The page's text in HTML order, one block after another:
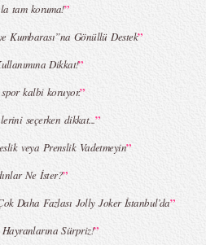
MBFWI - Burçe Bekrek 2015 Yaz Koleksiyonu
tam koruma!”
Kumbarası”na Gönüllü Destek”
Dikkat!”
kalbi koruyor.”
seçerken dikkat...”
veya Prenslik Vadetmeyin”
Ne İster?”
Daha Fazlası Jolly Joker İstanbul’da”
Hayranlarına Sürpriz!”